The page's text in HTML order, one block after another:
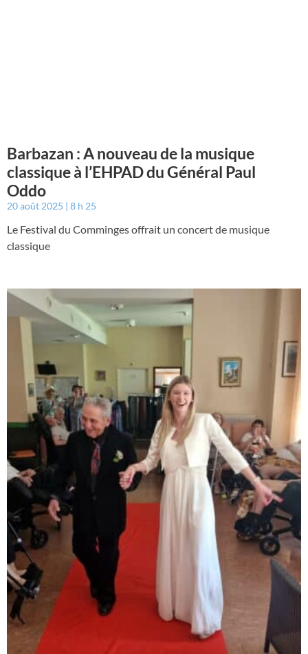
Barbazan : A nouveau de la musique
classique à l’EHPAD du Général Paul
Oddo
20 août 2025 8 h 25
Le Festival du Comminges offrait un concert de musique
classique